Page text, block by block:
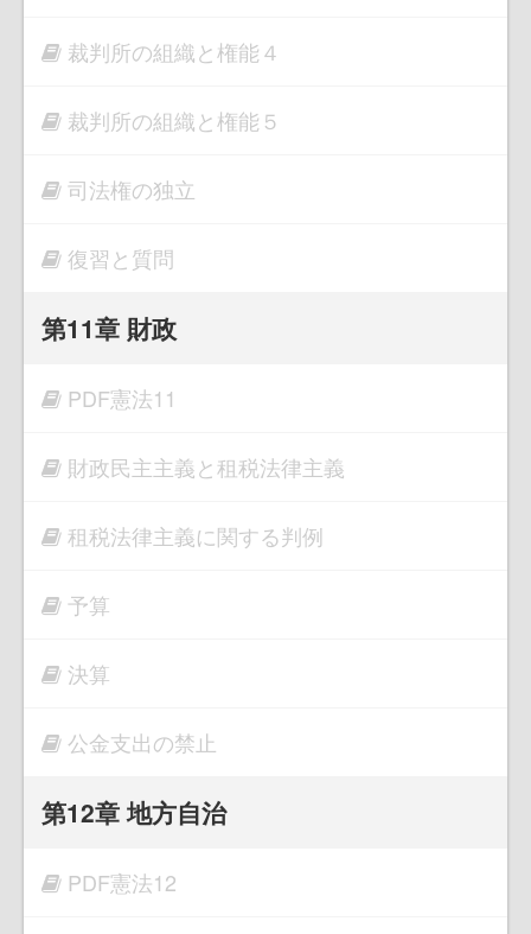
裁判所の組織と権能４
裁判所の組織と権能５
司法権の独立
復習と質問
第11章 財政
PDF憲法11
財政民主主義と租税法律主義
租税法律主義に関する判例
予算
決算
公金支出の禁止
第12章 地方自治
PDF憲法12